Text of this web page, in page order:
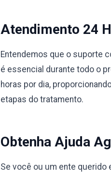
Atendimento 24
Entendemos que o suporte
é essencial durante todo o
horas por dia,
etapas do tratamento.
Obtenha Ajuda
Se você ou um ente querido